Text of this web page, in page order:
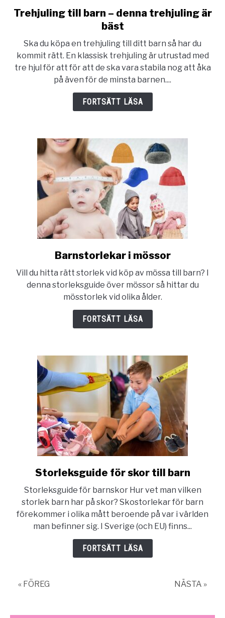
link
to
till
barn
–
denna
trehjuling
Trehjuling till barn – denna trehjuling är
bäst
Ska du köpa en trehjuling till ditt barn så har du
kommit rätt. En klassisk trehjuling är utrustad med
tre hjul för att för att de ska vara stabila nog att åka
på även för de minsta barnen....
FORTSÄTT LÄSA
link
Barnstorlekar
i
mössor
Barnstorlekar i mössor
Vill du hitta rätt storlek vid köp av mössa till barn? I
denna storleksguide över mössor så hittar du
mösstorlek vid olika ålder.
FORTSÄTT LÄSA
link
Storleksguide
för
skor
till
barn
Storleksguide för skor till barn
Storleksguide för barnskor Hur vet man vilken
storlek barn har på skor? Skostorlekar för barn
förekommer i olika mått beroende på var i världen
man befinner sig. I Sverige (och EU) finns...
FORTSÄTT LÄSA
« FÖREG NÄSTA »